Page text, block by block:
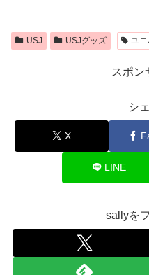
USJ USJグッズ ユ
スポン
シ
X
LINE
sallyを